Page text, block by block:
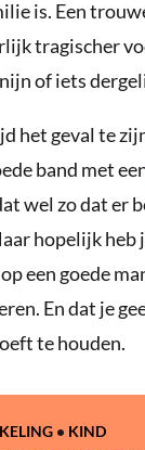
is. Een
tragischer
of iets
het geval te
band met
wel zo dat er
hopelijk heb
een goede
En dat je
te houden.
• KIND